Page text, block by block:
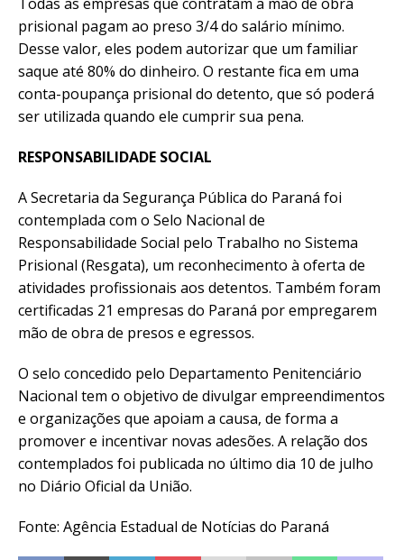
prisional pagam ao preso 3/4 do salário mínimo.
Desse valor, eles podem autorizar que um familiar
saque até 80% do dinheiro. O restante fica em uma
conta-poupança prisional do detento, que só poderá
ser utilizada quando ele cumprir sua pena.
RESPONSABILIDADE SOCIAL
A Secretaria da Segurança Pública do Paraná foi
contemplada com o Selo Nacional de
Responsabilidade Social pelo Trabalho no Sistema
Prisional (Resgata), um reconhecimento à oferta de
atividades profissionais aos detentos. Também foram
certificadas 21 empresas do Paraná por empregarem
mão de obra de presos e egressos.
O selo concedido pelo Departamento Penitenciário
Nacional tem o objetivo de divulgar empreendimentos
e organizações que apoiam a causa, de forma a
promover e incentivar novas adesões. A relação dos
contemplados foi publicada no último dia 10 de julho
no Diário Oficial da União.
Fonte: Agência Estadual de Notícias do Paraná